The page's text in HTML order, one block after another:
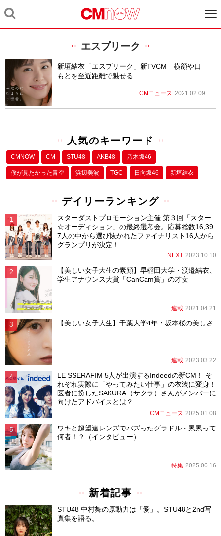
エスプリーク
新垣結衣「エスプリーク」新TVCM 横顔や口
もとを至近距離で魅せる
CMニュース 2021.02.09
人気のキーワード
CMNOW CM STU48 AKB48 乃木坂46
僕が⾒たかった⻘空 浜辺美波 TGC 日向坂46 新垣結衣
デイリーランキング
スターダストプロモーション主催 第３回「スター
☆オーディション」の最終選考会。応募総数16,39
7人の中から選び抜かれたファイナリスト16人から
グランプリが決定！
NEXT 2023.10.10
【美しい女子大生の素顔】早稲田大学・渡邉結衣、
学生アナウンス大賞「CanCam賞」の才女
連載 2021.04.21
【美しい女子大生】千葉大学4年・坂本桜の美しさ
連載 2023.03.22
LE SSERAFIM 5人が出演するIndeedの新CM！ そ
れぞれ実際に「やってみたい仕事」の衣装に変身！
医者に扮したSAKURA（サクラ）さんがメンバーに
向けたアドバイスとは？
CMニュース 2025.01.08
ワキと超望遠レンズでバズったグラドル・累累って
何者！？（インタビュー）
特集 2025.06.16
新着記事
STU48 中村舞の原動力は「愛」。STU48と2nd写
真集を語る。